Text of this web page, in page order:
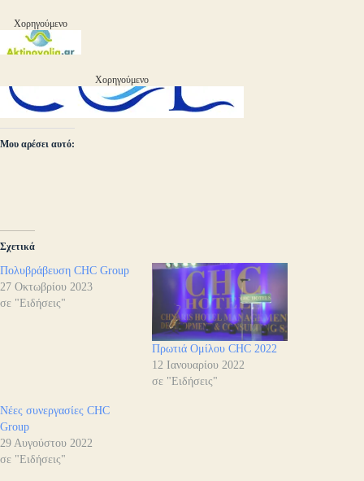
Χορηγούμενο
Χορηγούμενο
Μου αρέσει αυτό:
Σχετικά
Πολυβράβευση CHC Group
27 Οκτωβρίου 2023
σε "Ειδήσεις"
Πρωτιά Ομίλου CHC 2022
12 Ιανουαρίου 2022
σε "Ειδήσεις"
Νέες συνεργασίες CHC
Group
29 Αυγούστου 2022
σε "Ειδήσεις"